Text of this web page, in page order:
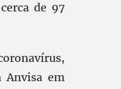
de 97
Anvisa em